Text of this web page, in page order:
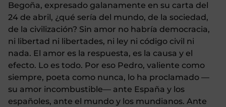
Begoña, expresado galanamente en su carta del
24 de abril, ¿qué sería del mundo, de la sociedad,
de la civilización? Sin amor no habría democracia,
ni libertad ni libertades, ni ley ni código civil ni
nada. El amor es la respuesta, es la causa y el
efecto. Lo es todo. Por eso Pedro, valiente como
siempre, poeta como nunca, lo ha proclamado —
su amor incombustible— ante España y los
españoles, ante el mundo y los mundianos. Ante